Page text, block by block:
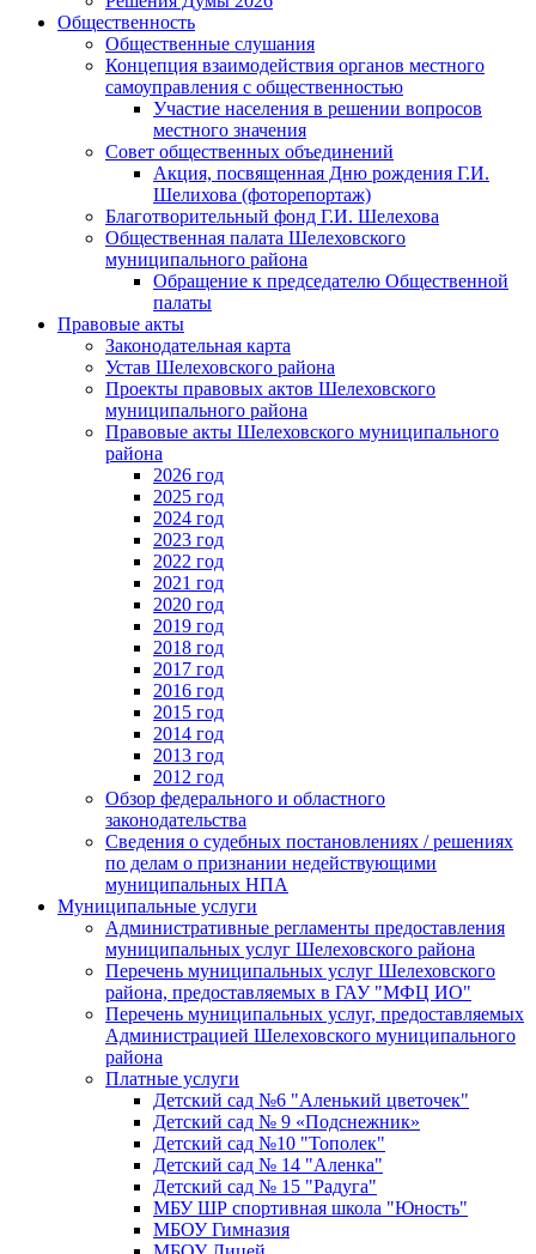
Общественность
Общественные слушания
Концепция взаимодействия органов местного
самоуправления с общественностью
Участие населения в решении вопросов
местного значения
Совет общественных объединений
Акция, посвященная Дню рождения Г.И.
Шелихова (фоторепортаж)
Благотворительный фонд Г.И. Шелехова
Общественная палата Шелеховского
муниципального района
Обращение к председателю Общественной
палаты
Правовые акты
Законодательная карта
Устав Шелеховского района
Проекты правовых актов Шелеховского
муниципального района
Правовые акты Шелеховского муниципального
района
2026 год
2025 год
2024 год
2023 год
2022 год
2021 год
2020 год
2019 год
2018 год
2017 год
2016 год
2015 год
2014 год
2013 год
2012 год
Обзор федерального и областного
законодательства
Сведения о судебных постановлениях / решениях
по делам о признании недействующими
муниципальных НПА
Муниципальные услуги
Административные регламенты предоставления
муниципальных услуг Шелеховского района
Перечень муниципальных услуг Шелеховского
района, предоставляемых в ГАУ "МФЦ ИО"
Перечень муниципальных услуг, предоставляемых
Администрацией Шелеховского муниципального
района
Платные услуги
Детский сад №6 "Аленький цветочек"
Детский сад № 9 «Подснежник»
Детский сад №10 "Тополек"
Детский сад № 14 "Аленка"
Детский сад № 15 "Радуга"
МБУ ШР спортивная школа "Юность"
МБОУ Гимназия